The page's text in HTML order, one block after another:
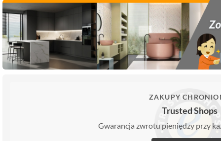
ZAKUPY
Trusted Shops
Gwarancja zwrotu pieniędzy przy